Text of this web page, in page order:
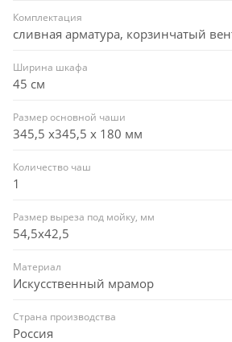
Комплектация
сливная арматура, корзинчатый
Ширина шкафа
45 см
Размер основной чаши
345,5 х345,5 х 180 мм
Количество чаш
1
Размер выреза под мойку, мм
54,5x42,5
Материал
Искусственный мрамор
Страна производства
Россия